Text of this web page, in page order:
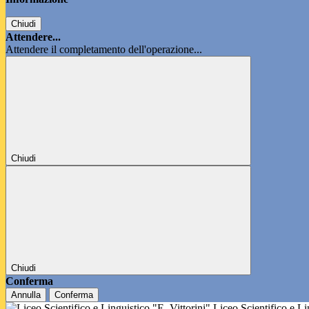
Chiudi
Attendere...
Attendere il completamento dell'operazione...
Chiudi
Chiudi
Conferma
Annulla Conferma